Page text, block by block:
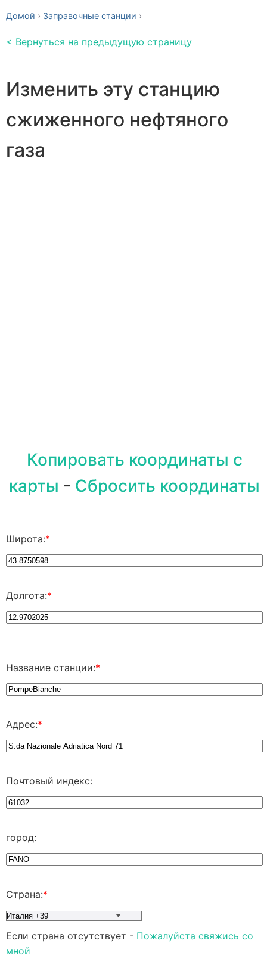
Домой Заправочные станции
< Вернуться на предыдущую страницу
Изменить эту станцию ​​
сжиженного нефтяного
газа
Копировать координаты с
карты - Сбросить координаты
Широта:*
Долгота:*
Название станции:*
Адрес:*
Почтовый индекс:
город:
Страна:*
Если страна отсутствует - Пожалуйста свяжись со
мной